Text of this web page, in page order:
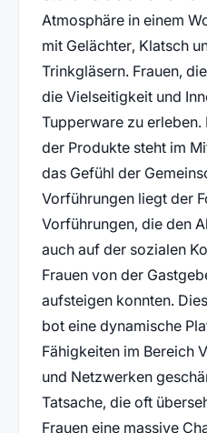
Atmosphäre in einem
mit Gelächter, Klatsch
Trinkgläsern. Frauen,
die Vielseitigkeit und
Tupperware zu
der Produkte steht im
das Gefühl der
Vorführungen liegt der
Vorführungen, die den
auch auf der sozialen
Frauen von der
aufsteigen konnten.
bot eine dynamische
Fähigkeiten im Bereich
und Netzwerken
Tatsache, die oft
Frauen eine massive